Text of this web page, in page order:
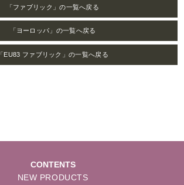
「ファブリック」の一覧へ戻る
「ヨーロッパ」の一覧へ戻る
「EU83 ファブリック」の一覧へ戻る
CONTENTS
NEW PRODUCTS